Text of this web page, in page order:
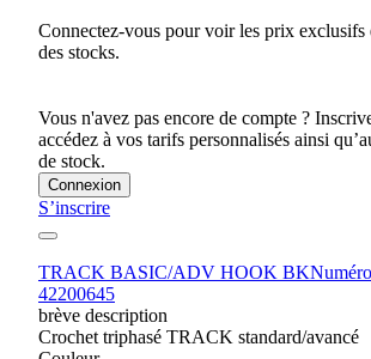
Connectez-vous pour voir les prix
des stocks.
Vous n'avez pas encore de compte ?
accédez à vos tarifs personnalisés ainsi
de stock.
Connexion
S’inscrire
TRACK BASIC/ADV HOOK BK
42200645
brève description
Crochet triphasé TRACK standard/avancé